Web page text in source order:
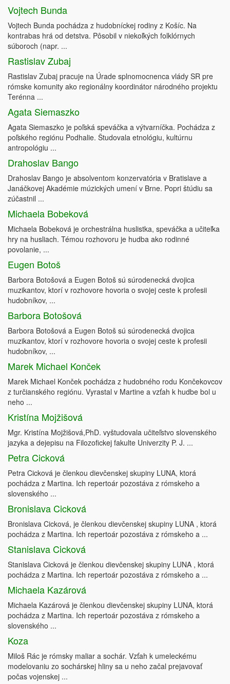
Vojtech Bunda
Vojtech Bunda pochádza z hudobníckej rodiny z Košíc. Na
kontrabas hrá od detstva. Pôsobil v niekoľkých folklórnych
súboroch (napr. ...
Rastislav Zubaj
Rastislav Zubaj pracuje na Úrade splnomocnenca vlády SR pre
rómske komunity ako regionálny koordinátor národného projektu
Terénna ...
Agata Siemaszko
Agata Siemaszko je poľská speváčka a výtvarníčka. Pochádza z
poľského regiónu Podhalie. Študovala etnológiu, kultúrnu
antropológiu ...
Drahoslav Bango
Drahoslav Bango je absolventom konzervatória v Bratislave a
Janáčkovej Akadémie múzických umení v Brne. Popri štúdiu sa
zúčastnil ...
Michaela Bobeková
Michaela Bobeková je orchestrálna huslistka, speváčka a učiteľka
hry na husliach. Témou rozhovoru je hudba ako rodinné
povolanie, ...
Eugen Botoš
Barbora Botošová a Eugen Botoš sú súrodenecká dvojica
muzikantov, ktorí v rozhovore hovoria o svojej ceste k profesii
hudobníkov, ...
Barbora Botošová
Barbora Botošová a Eugen Botoš sú súrodenecká dvojica
muzikantov, ktorí v rozhovore hovoria o svojej ceste k profesii
hudobníkov, ...
Marek Michael Konček
Marek Michael Konček pochádza z hudobného rodu Končekovcov
z turčianského regiónu. Vyrastal v Martine a vzťah k hudbe bol u
neho ...
Kristína Mojžišová
Mgr. Kristína Mojžišová,PhD. vyštudovala učiteľstvo slovenského
jazyka a dejepisu na Filozofickej fakulte Univerzity P. J. ...
Petra Cicková
Petra Cicková je členkou dievčenskej skupiny LUNA, ktorá
pochádza z Martina. Ich repertoár pozostáva z rómskeho a
slovenského ...
Bronislava Cicková
Bronislava Cicková, je členkou dievčenskej skupiny LUNA , ktorá
pochádza z Martina. Ich repertoár pozostáva z rómskeho a ...
Stanislava Cicková
Stanislava Cicková je členkou dievčenskej skupiny LUNA , ktorá
pochádza z Martina. Ich repertoár pozostáva z rómskeho a ...
Michaela Kazárová
Michaela Kazárová je členkou dievčenskej skupiny LUNA, ktorá
pochádza z Martina. Ich repertoár pozostáva z rómskeho a
slovenského ...
Koza
Miloš Rác je rómsky maliar a sochár. Vzťah k umeleckému
modelovaniu zo sochárskej hliny sa u neho začal prejavovať
počas vojenskej ...